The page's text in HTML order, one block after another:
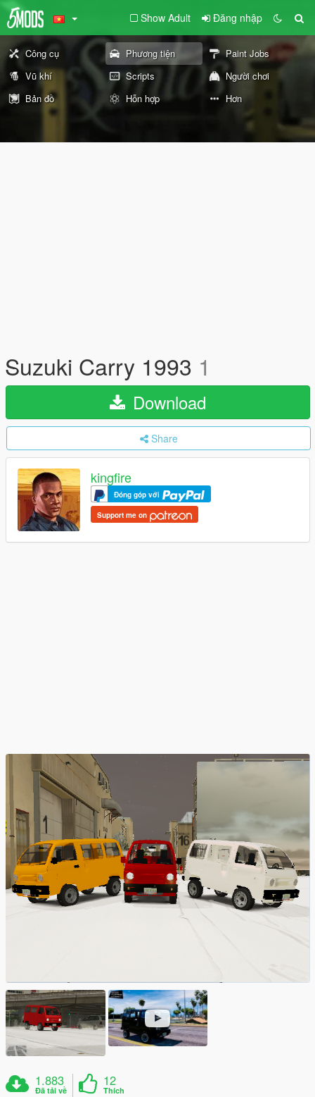
Show Adult Đăng nhập
Công cụ Phương tiện
Paint Jobs
Vũ khí
Scripts
Người chơi
Bản đồ
Hỗn hợp Hơn
Suzuki Carry 1993 1
Download
Share
kingfire
Đóng góp với
Support me on
1.883
Đã tải về
12
Thích